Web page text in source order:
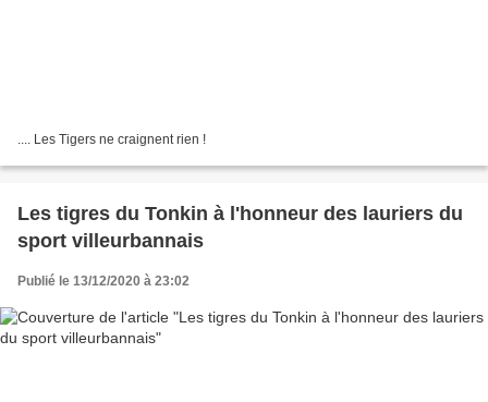
.... Les Tigers ne craignent rien !
Les tigres du Tonkin à l'honneur des lauriers du
sport villeurbannais
Publié le 13/12/2020 à 23:02